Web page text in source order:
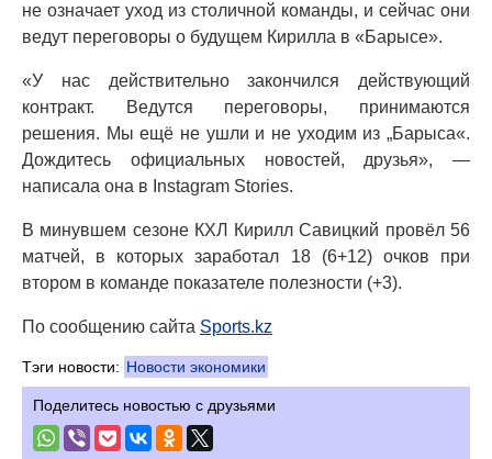
не означает уход из столичной команды, и сейчас они
ведут переговоры о будущем Кирилла в «Барысе».
«У нас действительно закончился действующий
контракт. Ведутся переговоры, принимаются
решения. Мы ещё не ушли и не уходим из „Барыса«.
Дождитесь официальных новостей, друзья», —
написала она в Instagram Stories.
В минувшем сезоне КХЛ Кирилл Савицкий провёл 56
матчей, в которых заработал 18 (6+12) очков при
втором в команде показателе полезности (+3).
По сообщению сайта Sports.kz
Тэги новости: Новости экономики
Поделитесь новостью с друзьями